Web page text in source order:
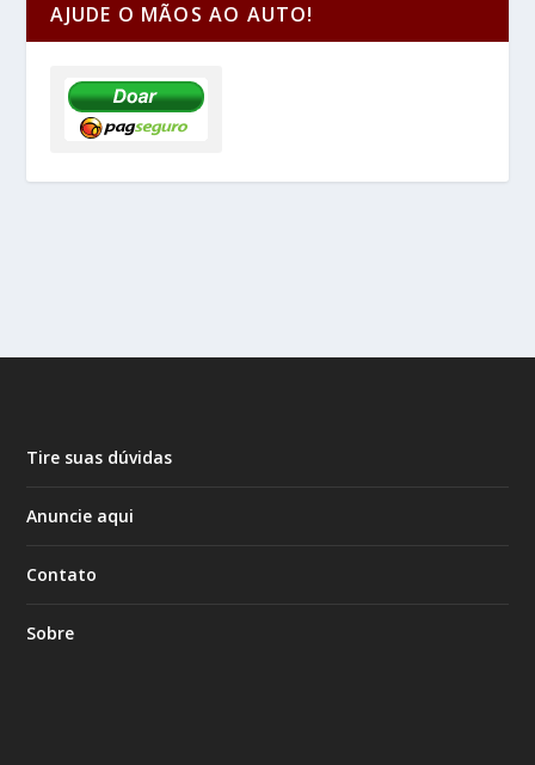
AJUDE O MÃOS AO AUTO!
Tire suas dúvidas
Anuncie aqui
Contato
Sobre